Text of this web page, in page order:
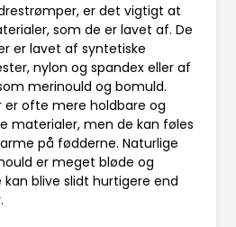
er det vigtigt at
som de er lavet af. De
er lavet af syntetiske
nylon og spandex eller af
merinould og bomuld.
er ofte mere holdbare og
materialer, men de kan føles
på fødderne. Naturlige
er meget bløde og
blive slidt hurtigere end